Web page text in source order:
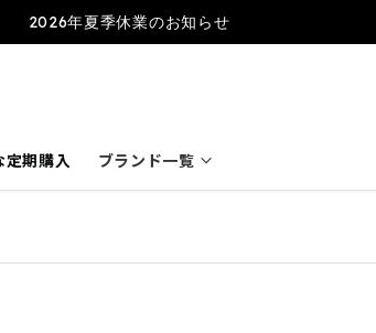
2026年夏季休業のお知らせ
定期購入 ブランド一覧 keyboard_arrow_down